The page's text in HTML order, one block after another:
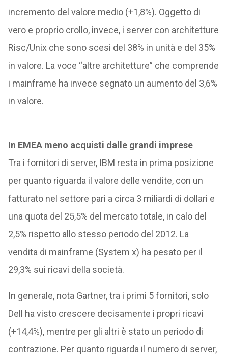
incremento del valore medio (+1,8%). Oggetto di
vero e proprio crollo, invece, i server con architetture
Risc/Unix che sono scesi del 38% in unità e del 35%
in valore. La voce “altre architetture” che comprende
i mainframe ha invece segnato un aumento del 3,6%
in valore.
In EMEA meno acquisti dalle grandi imprese
Tra i fornitori di server, IBM resta in prima posizione
per quanto riguarda il valore delle vendite, con un
fatturato nel settore pari a circa 3 miliardi di dollari e
una quota del 25,5% del mercato totale, in calo del
2,5% rispetto allo stesso periodo del 2012. La
vendita di mainframe (System x) ha pesato per il
29,3% sui ricavi della società.
In generale, nota Gartner, tra i primi 5 fornitori, solo
Dell ha visto crescere decisamente i propri ricavi
(+14,4%), mentre per gli altri è stato un periodo di
contrazione. Per quanto riguarda il numero di server,